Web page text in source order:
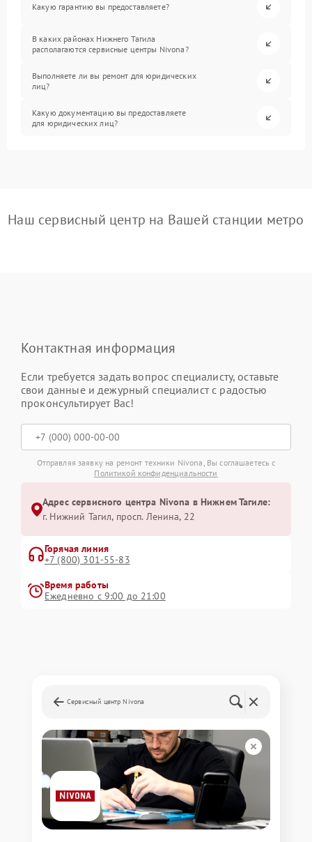
Какую гарантию вы предоставляете?
В каких районах Нижнего Тагила
располагаются сервисные центры Nivona?
Выполняете ли вы ремонт для юридических
лиц?
Какую документацию вы предоставляете
для юридических лиц?
Наш сервисный центр на Вашей станции метро
Контактная информация
Если требуется задать вопрос специалисту, оставьте
свои данные и дежурный специалист с радостью
проконсультирует Вас!
Отправляя заявку на ремонт техники Nivona, Вы соглашаетесь с
Политикой конфиденциальности
Адрес сервисного центра Nivona в Нижнем Тагиле:
г. Нижний Тагил, просп. Ленина, 22
Горячая линия
+7 (800) 301-55-83
Время работы
Ежедневно с 9:00 до 21:00
Сервисный центр Nivona